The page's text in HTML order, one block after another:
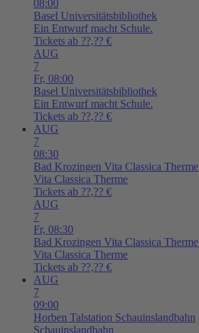
08:00
Basel Universitätsbibliothek
Ein Entwurf macht Schule.
Tickets ab ??,?? €
AUG
7
Fr, 08:00
Basel Universitätsbibliothek
Ein Entwurf macht Schule.
Tickets ab ??,?? €
AUG
7
08:30
Bad Krozingen Vita Classica Therme
Vita Classica Therme
Tickets ab ??,?? €
AUG
7
Fr, 08:30
Bad Krozingen Vita Classica Therme
Vita Classica Therme
Tickets ab ??,?? €
AUG
7
09:00
Horben Talstation Schauinslandbahn
Schauinslandbahn